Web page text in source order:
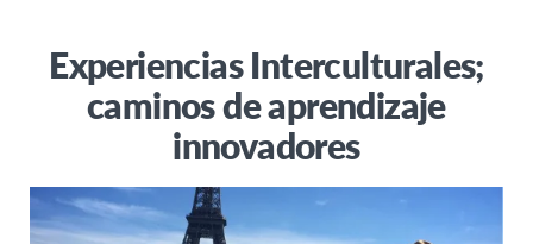
Experiencias Interculturales;
caminos de aprendizaje
innovadores